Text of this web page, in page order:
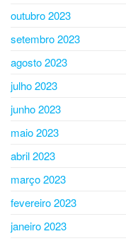
outubro 2023
setembro 2023
agosto 2023
julho 2023
junho 2023
maio 2023
abril 2023
março 2023
fevereiro 2023
janeiro 2023